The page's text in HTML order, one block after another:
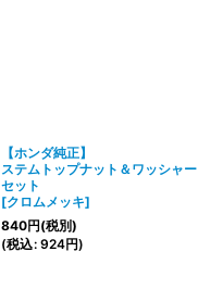
【ホンダ純正】
ステムトップナット＆ワッシャー
セット
[クロムメッキ]
840円(税別)
(税込: 924円)